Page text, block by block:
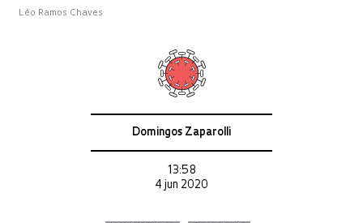
Léo Ramos Chaves
Domingos Zaparolli
13:58
4 jun 2020